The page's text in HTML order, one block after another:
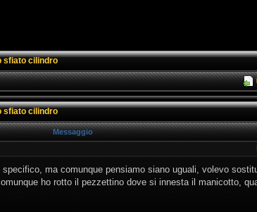
sfiato cilindro
sfiato cilindro
Messaggio
ma comunque pensiamo siano uguali, volevo
ho rotto il pezzettino dove si innesta il manicotto,